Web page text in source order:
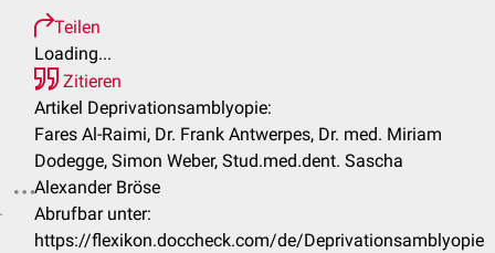
Teilen
Loading...
Zitieren
Artikel Deprivationsamblyopie:
Fares Al-Raimi, Dr. Frank Antwerpes, Dr. med. Miriam
Dodegge, Simon Weber, Stud.med.dent. Sascha
Alexander Bröse
Abrufbar unter:
https://flexikon.doccheck.com/de/Deprivationsamblyopie